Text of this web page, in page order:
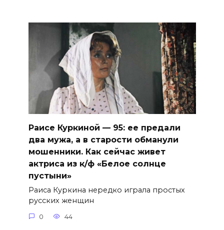
Раисе Куркиной — 95: ее предали
два мужа, а в старости обманули
мошенники. Как сейчас живет
актриса из к/ф «Белое солнце
пустыни»
Раиса Куркина нередко играла простых
русских женщин
0 44